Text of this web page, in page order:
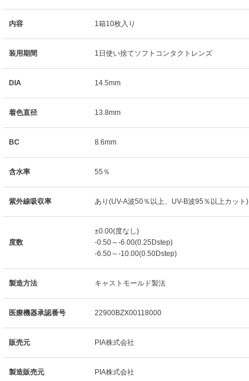
内容 1箱10枚入り
装用期間 1日使い捨てソフトコンタクトレンズ
DIA 14.5mm
着色直径 13.8mm
BC 8.6mm
含水率 55％
紫外線吸収率 あり(UV-A波50％以上、UV-B波95％以上カット)
度数
±0.00(度なし)
-0.50～-6.00(0.25Dstep)
-6.50～-10.00(0.50Dstep)
製造方法 キャストモールド製法
医療機器承認番号 22900BZX00118000
販売元 PIA株式会社
製造販売元 PIA株式会社